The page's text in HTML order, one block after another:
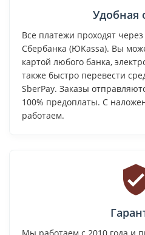
Удобная
Все платежи проходят
Сбербанка (ЮKassa). Вы
картой любого банка,
также быстро перевести
SberPay. Заказы
100% предоплаты. С
работаем.